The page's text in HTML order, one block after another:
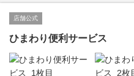
店舗公式
ひまわり便利サービス